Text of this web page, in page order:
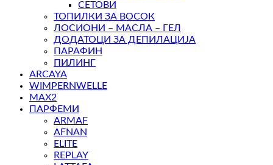
СЕТОВИ
ТОПИЛКИ ЗА ВОСОК
ЛОСИОНИ – МАСЛА – ГЕЛ
ДОДАТОЦИ ЗА ДЕПИЛАЦИЈА
ПАРАФИН
ПИЛИНГ
ARCAYA
WIMPERNWELLE
MAX2
ПАРФЕМИ
ARMAF
AFNAN
ELITE
REPLAY